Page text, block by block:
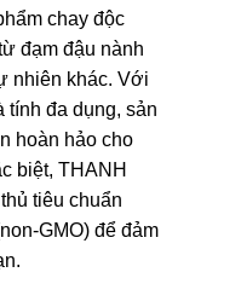
chay độc
đạm đậu nành
nhiên khác. Với
tính đa dụng, sản
hoàn hảo cho
biệt, THANH
tiêu chuẩn
GMO) để đảm